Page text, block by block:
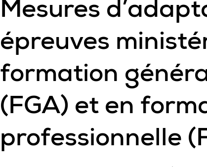
Mesures
épreuves
formation
(FGA) et en
professionnelle